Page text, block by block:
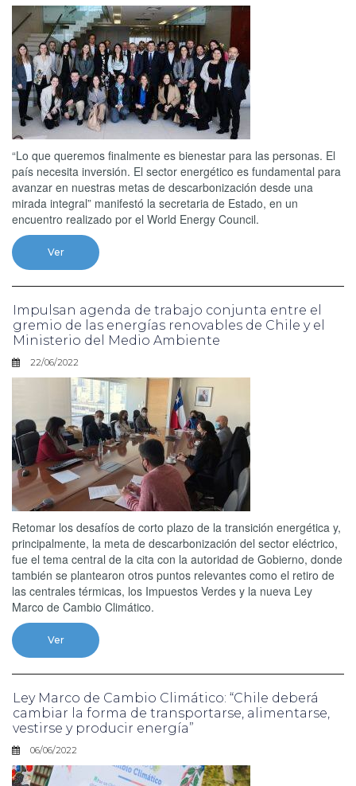
“Lo que queremos finalmente es bienestar para las personas. El
país necesita inversión. El sector energético es fundamental para
avanzar en nuestras metas de descarbonización desde una
mirada integral” manifestó la secretaria de Estado, en un
encuentro realizado por el World Energy Council.
Ver
Impulsan agenda de trabajo conjunta entre el
gremio de las energías renovables de Chile y el
Ministerio del Medio Ambiente
22/06/2022
Retomar los desafíos de corto plazo de la transición energética y,
principalmente, la meta de descarbonización del sector eléctrico,
fue el tema central de la cita con la autoridad de Gobierno, donde
también se plantearon otros puntos relevantes como el retiro de
las centrales térmicas, los Impuestos Verdes y la nueva Ley
Marco de Cambio Climático.
Ver
Ley Marco de Cambio Climático: “Chile deberá
cambiar la forma de transportarse, alimentarse,
vestirse y producir energía”
06/06/2022